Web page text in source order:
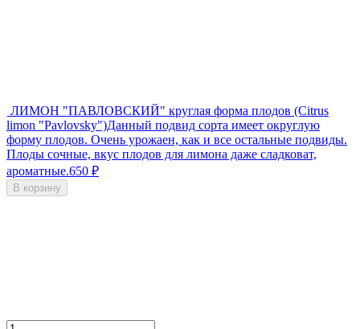
ЛИМОН "ПАВЛОВСКИЙ" круглая форма плодов (Citrus
limon "Pavlovsky")Данный подвид сорта имеет округлую
форму плодов. Очень урожаен, как и все остальные подвиды.
Плоды сочные, вкус плодов для лимона даже сладковат,
ароматные​.650 ₽
В корзину